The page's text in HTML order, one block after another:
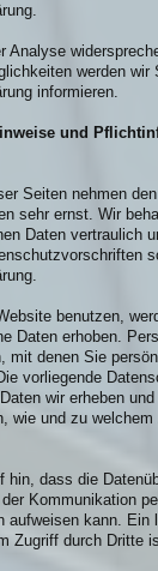
Analyse
werden wir
informieren.
und
Seiten nehmen
sehr ernst. Wir
Daten vertraulich
benutzen,
Daten erhoben.
mit denen Sie
vorliegende
wir erheben
wie und zu welchem
hin, dass die
Kommunikation
aufweisen kann. Ein
Zugriff durch Dritte